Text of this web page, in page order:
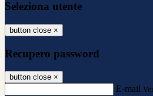
Seleziona utente
button close ×
Recupero password
button close ×
E-mail